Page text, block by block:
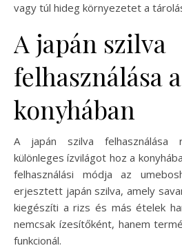
vagy túl hideg környezetet a
A japán szilva
felhasználása a
konyhában
A japán szilva felhasználása
különleges ízvilágot hoz a
felhasználási módja az
erjesztett japán szilva, amely
kiegészíti a rizs és más ételek
nemcsak ízesítőként, hanem
funkcionál.